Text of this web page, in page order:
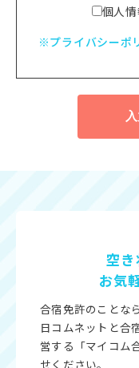
個人
※プライバシーポ
空
お気
合宿免許のことな
日コムネットと合
営する「マイコム
せください。